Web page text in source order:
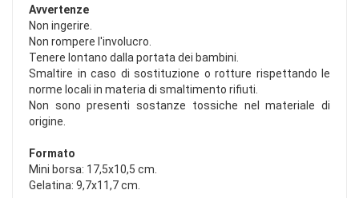
Avvertenze
Non ingerire.
Non rompere l'involucro.
Tenere lontano dalla portata dei bambini.
Smaltire in caso di sostituzione o rotture rispettando le
norme locali in materia di smaltimento rifiuti.
Non sono presenti sostanze tossiche nel materiale di
origine.
Formato
Mini borsa: 17,5x10,5 cm.
Gelatina: 9,7x11,7 cm.